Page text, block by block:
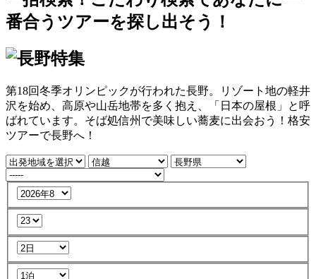
第18回冬季オリンピックが行われた長野。リゾート地の軽井
沢を始め、高原や山岳地帯を多く抱え、「日本の屋根」と呼
ばれています。そば処信州で美味しい蕎麦に出会おう！格安
ツアーで長野へ！